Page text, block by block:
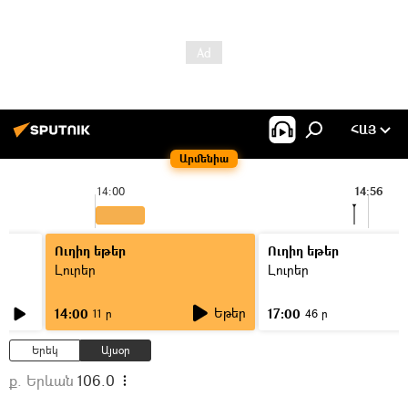
Արմենիա
ՀԱՅ
14:00 14:56
Ուղիղ եթեր
Լուրեր
14:00 11 ր Եթեր
Ուղիղ եթեր
Լուրեր
17:00 46 ր
Երեկ Այսօր
ք. Երևան 106.0